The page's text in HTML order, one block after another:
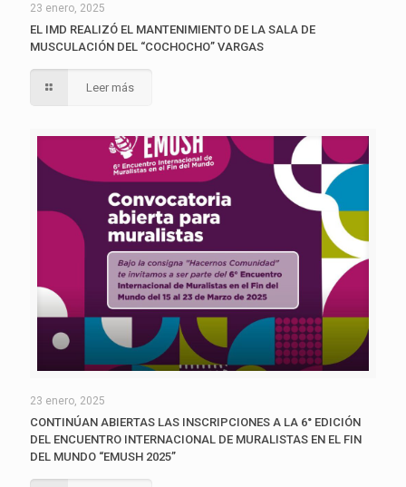
23 enero, 2025
EL IMD REALIZÓ EL MANTENIMIENTO DE LA SALA DE
MUSCULACIÓN DEL “COCHOCHO” VARGAS
Leer más
23 enero, 2025
CONTINÚAN ABIERTAS LAS INSCRIPCIONES A LA 6° EDICIÓN
DEL ENCUENTRO INTERNACIONAL DE MURALISTAS EN EL FIN
DEL MUNDO “EMUSH 2025”